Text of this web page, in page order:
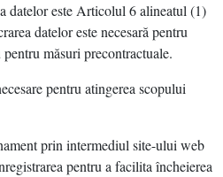
datelor este Articolul 6 alineatul (1)
datelor este necesară pentru
măsuri precontractuale.
pentru atingerea scopului
prin intermediul site-ului web
pentru a facilita încheierea